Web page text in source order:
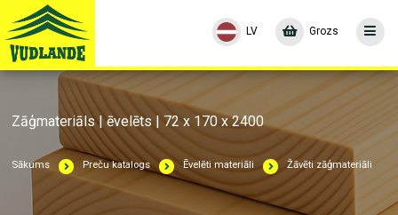
Grozs
LV
Zāģmateriāls | ēvelēts | 72 x 170 x 2400
Sākums Preču katalogs Ēvelēti materiāli Žāvēti zāģmateriāli